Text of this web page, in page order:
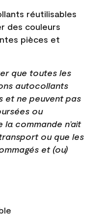
réutilisables
des couleurs
pièces et
que toutes les
autocollants
et ne peuvent pas
ou
la commande n’ait
ou que les
et (ou)